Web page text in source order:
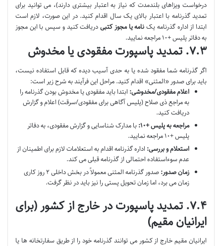
درخواست ویزاهای بلندمدت که نیاز به اعتبار بیشتری دارند)، می توانید برای
تمدید گذرنامه با اعتبار بالای یک سال اقدام کنید. در این صورت، لازم است
ابتدا از اداره گذرنامه یک نامه یا مجوز کتبیدریافت کنید و سپس با این مجوز
به دفاتر پلیس +۱۰ مراجعه نمایید.
۷.۳. تمدید پاسپورت مفقودی یا مخدوش
اگر گذرنامه شما مفقود شده یا به حدی آسیب دیده که قابل استفاده نیست،
باید برای صدور «المثنی» اقدام کنید. مراحل این فرآیند به شرح زیر است:
اعلام مفقودی/مخدوشی: ابتدا باید مفقودی یا مخدوش بودن گذرنامه را
به مراجع ذی صلاح (پلیس آگاهی برای مفقودی/سرقت) اعلام و گزارش
دریافت کنید.
مراجعه به پلیس +۱۰:
با مدارک شناسایی و گزارش مفقودی، به دفاتر
پلیس +۱۰ مراجعه نمایید.
استعلام و بررسی: اداره گذرنامه اقدام به استعلامات لازم برای اطمینان از
عدم سوءاستفاده احتمالی از گذرنامه قبلی می کند.
زمان صدور:
صدور گذرنامه المثنی معمولاً در بخش داخلی ۲ روز کاری
زمان می برد، اما زمان تحویل پستی را نیز باید در نظر گرفت.
۷.۴. تمدید پاسپورت در خارج از کشور (برای
ایرانیان مقیم)
ایرانیان مقیم خارج از کشور می توانند گذرنامه خود را از طریق سفارتخانه ها یا